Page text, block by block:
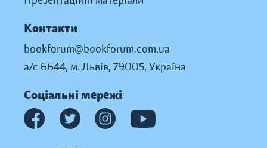
Контакти
bookforum@bookforum.com.ua
а/с 6644, м. Львів, 79005, Україна
Соціальні мережі